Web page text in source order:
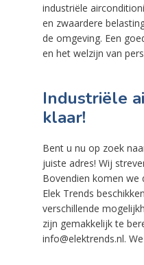
industriële
en zwaardere
de omgeving. Een
en het welzijn van
Industriële
klaar!
Bent u nu op zoek
juiste adres! Wij
Bovendien komen we
Elek Trends
verschillende
zijn gemakkelijk te
info@elektrends.nl.